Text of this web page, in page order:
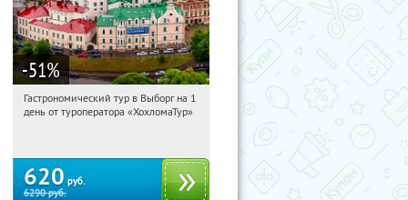
-51%
07:35:01 Купили:5
Гастрономический тур в Выборг на 1
день от туроператора «ХохломаТур»
620 руб.
6290руб.